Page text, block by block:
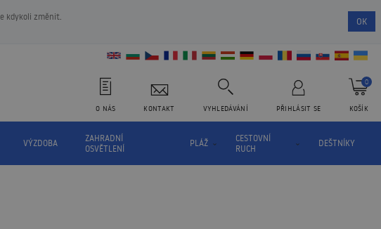
kdykoli změnit.
OK
O NÁS KONTAKT VYHLEDÁVÁNÍ PŘIHLÁSIT SE KOŠÍK
0
VÝZDOBA
ZAHRADNÍ
OSVĚTLENÍ
PLÁŽ
CESTOVNÍ
RUCH
DEŠTNÍKY